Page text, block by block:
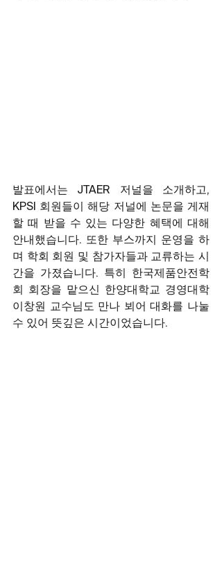
발표에서는 JTAER 저널을 소개하고,
KPSI 회원들이 해당 저널에 논문을 게재
할 때 받을 수 있는 다양한 혜택에 대해
안내했습니다. 또한 부스까지 운영을 하
며 학회 회원 및 참가자들과 교류하는 시
간을 가졌습니다. 특히 한국제품안전학
회 회장을 맡으신 한양대학교 경영대학
이창원 교수님도 만나 뵈어 대화를 나눌
수 있어 뜻깊은 시간이었습니다.